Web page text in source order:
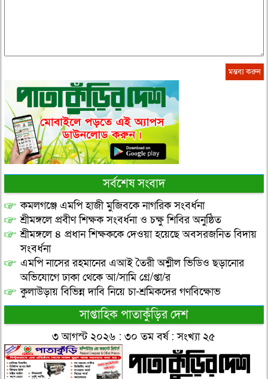
সর্বশেষ সংবাদ
কমলগঞ্জে এমপি হাজী মুজিবকে নাগরিক সংবর্ধনা
শ্রীমঙ্গলে প্রবীণ শিক্ষক সংবর্ধনা ও চক্ষু শিবির অনুষ্ঠিত
শ্রীমঙ্গলে ৪ প্রধান শিক্ষককে দেওয়া হয়েছে অবসরজনিত বিদায়
সংবর্ধনা
এমপি নাসের রহমানের এআই তৈরী অশ্লীল ভিডিও ছড়ানোর
অভিযোগে ঢাকা থেকে আ/সামি গ্রে/প্তা/র
কুলাউড়ায় বিভিন্ন দাবি নিয়ে চা-শ্রমিকদের গণবিক্ষোভ
সাপ্তাহিক পাতাকুঁড়ির দেশ
৩ আগস্ট ২০২৬ : ৩০ তম বর্ষ : সংখ্যা ২৫